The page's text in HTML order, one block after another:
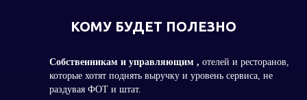
КОМУ БУДЕТ ПОЛЕЗНО
Собственникам и управляющим , отелей и ресторанов,
которые хотят поднять выручку и уровень сервиса, не
раздувая ФОТ и штат.